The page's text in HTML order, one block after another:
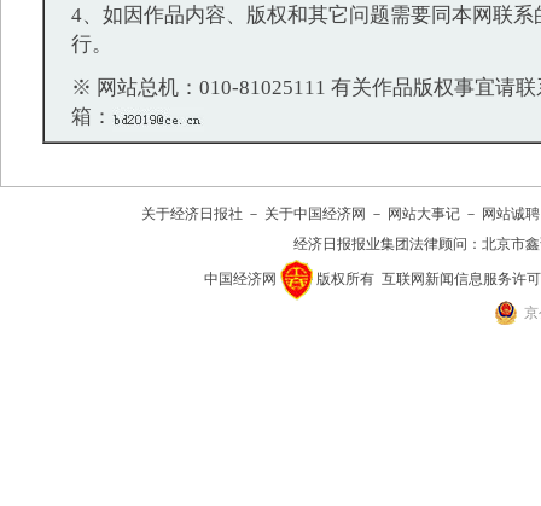
4、如因作品内容、版权和其它问题需要同本网联系
行。
※ 网站总机：010-81025111 有关作品版权事宜请联
箱：
关于经济日报社 － 关于中国经济网 － 网站大事记 － 网站诚聘
经济日报报业集团法律顾问： 北京市
中国经济网 版权所有 互联网新闻信息服务许可
京